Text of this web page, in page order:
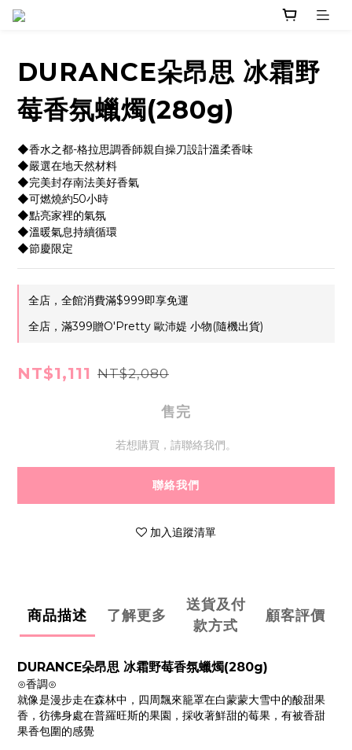
DURANCE朵昂思 冰霜野
莓香氛蠟燭(280g)
◆香水之都-格拉思調香師親自操刀設計溫柔香味
◆嚴選在地天然材料
◆完美封存南法美好香氣
◆可燃燒約50小時
◆點亮家裡的氣氛
◆溫暖氣息持續循環
◆節慶限定
全店，全館消費滿$999即享免運
全店，滿399贈O'Pretty 歐沛媞 小物(隨機出貨)
NT$1,111 NT$2,080
售完
若想購買，請聯絡我們。
聯絡我們
加入追蹤清單
商品描述 了解更多
送貨及付
款方式
顧客評價
DURANCE朵昂思 冰霜野莓香氛蠟燭(280g)
⊙香調⊙
就像是漫步走在森林中，四周飄來籠罩在白蒙蒙大雪中的酸甜果
香，彷彿身處在普羅旺斯的果園，採收著鮮甜的莓果，有被香甜
果香包圍的感覺